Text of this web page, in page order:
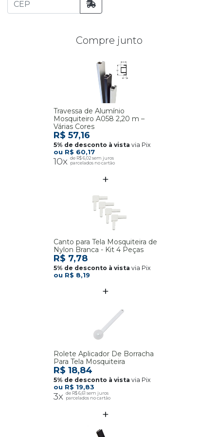
Compre junto
Travessa de Alumínio
Mosquiteiro A058 2,20 m –
Várias Cores
R$ 60,17
10x R$ 6,02
R$ 57,16
via Pix
Canto para Tela Mosquiteira de
Nylon Branca - Kit 4 Peças
R$ 8,19
R$ 7,78
via Pix
Rolete Aplicador De Borracha
Para Tela Mosquiteira
R$ 19,83
3x R$ 6,61
R$ 18,84
via Pix